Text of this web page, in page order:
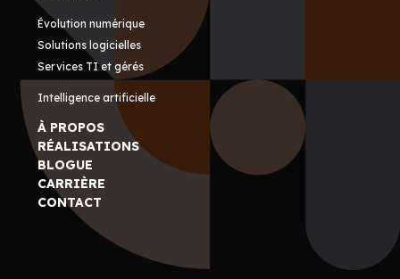
Évolution numérique
Solutions logicielles
Services TI et gérés
Intelligence artificielle
À PROPOS
RÉALISATIONS
BLOGUE
CARRIÈRE
CONTACT